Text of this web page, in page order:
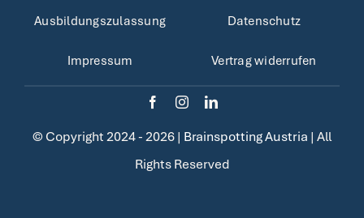
Ausbildungszulassung
Impressum
Datenschutz
Vertrag widerrufen
© Copyright 2024 - 2026 | Brainspotting Austria | All
Rights Reserved